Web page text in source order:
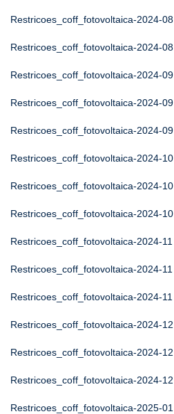
Restricoes_coff_fotovoltaica-2024-08
Restricoes_coff_fotovoltaica-2024-08
Restricoes_coff_fotovoltaica-2024-09
Restricoes_coff_fotovoltaica-2024-09
Restricoes_coff_fotovoltaica-2024-09
Restricoes_coff_fotovoltaica-2024-10
Restricoes_coff_fotovoltaica-2024-10
Restricoes_coff_fotovoltaica-2024-10
Restricoes_coff_fotovoltaica-2024-11
Restricoes_coff_fotovoltaica-2024-11
Restricoes_coff_fotovoltaica-2024-11
Restricoes_coff_fotovoltaica-2024-12
Restricoes_coff_fotovoltaica-2024-12
Restricoes_coff_fotovoltaica-2024-12
Restricoes_coff_fotovoltaica-2025-01